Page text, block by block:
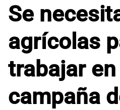
Se
agrícolas
trabajar
campaña